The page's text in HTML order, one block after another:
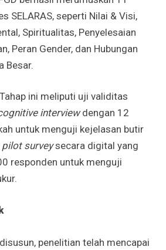
SELARAS, seperti Nilai & Visi,
Spiritualitas, Penyelesaian
Peran Gender, dan Hubungan
Besar.
ini meliputi uji validitas
interviewdengan 12
untuk menguji kejelasan butir
pilot surveysecara digital yang
responden untuk menguji
penelitian telah mencapai